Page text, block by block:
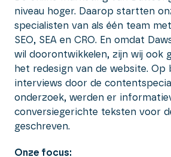
niveau hoger. Daarop startten
specialisten van als één team
SEO, SEA en CRO. En omdat
wil doorontwikkelen, zijn wij ook
het redesign van de website. Op
interviews door de
onderzoek, werden er
conversiegerichte teksten voor
geschreven.
Onze focus: